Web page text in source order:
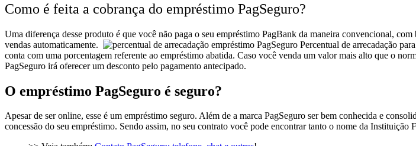
Como é feita a cobrança do empréstimo PagSeguro?
Uma diferença desse produto é que você não paga o seu empréstimo PagBank da maneira convencional,
vendas automaticamente.
Percentual de arrecadação
conta com uma porcentagem referente ao empréstimo abatida. Caso você venda um valor mais alto que o
PagSeguro irá oferecer um desconto pelo pagamento antecipado.
O empréstimo PagSeguro é seguro?
Apesar de ser online, esse é um empréstimo seguro. Além de a marca PagSeguro ser bem conhecida e
concessão do seu empréstimo. Sendo assim, no seu contrato você pode encontrar tanto o nome da